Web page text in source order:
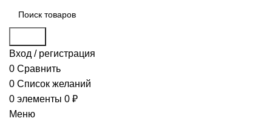
Вход / регистрация
0 Сравнить
0 Список желаний
0 элементы 0 ₽
Меню